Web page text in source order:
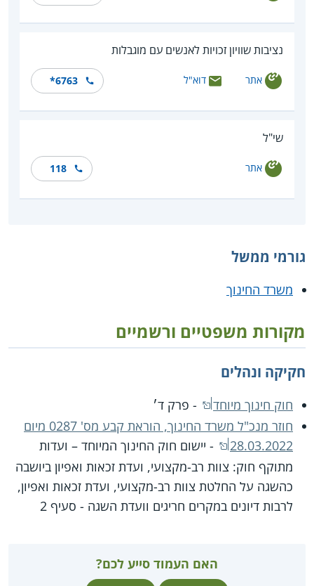
נציבות שוויון זכויות לאנשים עם מוגבלות
אתר דוא"ל *6763
שי"ל
אתר 118
גורמי ממשל
משרד החינוך
מקורות משפטיים ורשמיים
חקיקה ונהלים
חוק חינוך מיוחד
- פרק ד׳
חוזר מנכ"ל משרד החינוך, הוראת קבע מס' 0287 מיום
28.03.2022
- יישום חוק החינוך המיוחד – ועדות
מתוקף חוק: צוות רב-מקצועי, ועדת זכאות ואפיון ביושבה
כהשגה על החלטת צוות רב-מקצועי, ועדת זכאות ואפיון,
לרבות דיונים במקרים חריגים וועדת השגה - סעיף 2
האם העמוד סייע לכם?